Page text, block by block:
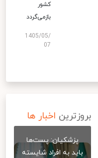
کشور
بازمی‌گردد
1405/05/
07
بروزترین اخبار ها
پزشکیان: پست‌ها
باید به افراد شایسته